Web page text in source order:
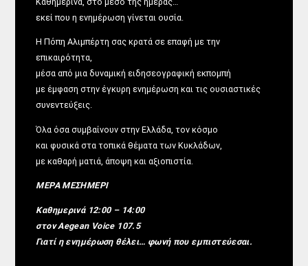
εκεί που η ενημέρωση γίνεται ουσία.
Η Πόπη Αλιμπέρτη σας κρατά σε επαφή με την
επικαιρότητα,
μέσα από μια δυναμική ειδησεογραφική εκπομπή
με έμφαση στην έγκυρη ενημέρωση και τις ουσιαστικές
συνεντεύξεις.
Όλα όσα συμβαίνουν στην Ελλάδα, τον κόσμο
και φυσικά στα τοπικά θέματα των Κυκλάδων,
με καθαρή ματιά, άποψη και αξιοπιστία.
ΜΕΡΑ ΜΕΣΗΜΕΡΙ
Καθημερινά 12:00 – 14:00
στον Aegean Voice 107.5
Γιατί η ενημέρωση θέλει… φωνή που εμπιστεύεσαι.